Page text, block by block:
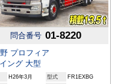
問合番号 01-8220
野 プロフィア
ング 大型
H26年3月 型式
FR1EXBG